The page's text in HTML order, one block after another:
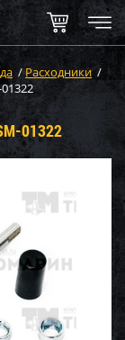
/Расходники /
01322